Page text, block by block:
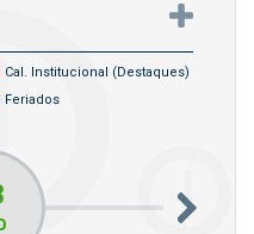
Cal. Institucional (destaques)
Feriados